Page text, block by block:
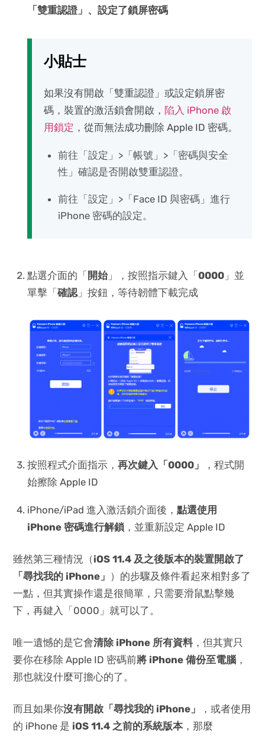
「雙重認證」、設定了鎖屏密碼
小貼士
如果沒有開啟「雙重認證」或設定鎖屏密
碼，裝置的激活鎖會開啟， 陷入 iPhone 啟
用鎖定 ，從而無法成功刪除 Apple ID 密碼。
前往「設定」>「帳號」>「密碼與安全
性」確認是否開啟雙重認證。
前往「設定」>「Face ID 與密碼」進行
iPhone 密碼的設定。
點選介面的「 開始 」，按照指示鍵入「0000 」並
單擊「確認 」按鈕，等待韌體下載完成
按照程式介面指示，再次鍵入「0000」
，程式開
始擦除 Apple ID
iPhone/iPad 進入激活鎖介面後，點選使用
iPhone 密碼進行解鎖 ，並重新設定 Apple ID
雖然第三種情況（iOS 11.4 及之後版本的裝置開啟了
「尋找我的 iPhone」 ）的步驟及條件看起來相對多了
一點，但其實操作還是很簡單，只需要滑鼠點擊幾
下，再鍵入「0000」就可以了。
唯一遺憾的是它會清除 iPhone 所有資料，但其實只
要你在移除 Apple ID 密碼前將 iPhone 備份至電腦 ，
那也就沒什麼可擔心的了。
而且如果你沒有開啟「尋找我的 iPhone」
，或者使用
的 iPhone 是 iOS 11.4 之前的系統版本，那麼